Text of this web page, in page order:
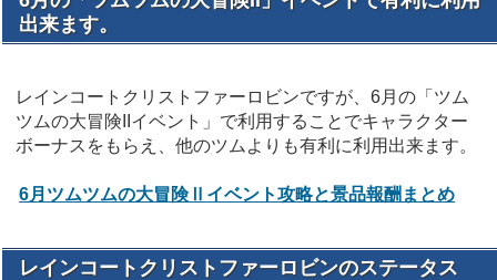
出来ます。
レインコートクリストファーロビンですが、6月の「ツム
ツムの大冒険IIイベント」で利用することでキャラクター
ボーナスをもらえ、他のツムよりも有利に利用出来ます。
6月ツムツムの大冒険Ⅱイベント攻略と景品報酬まとめ
レインコートクリストファーロビンのステータス